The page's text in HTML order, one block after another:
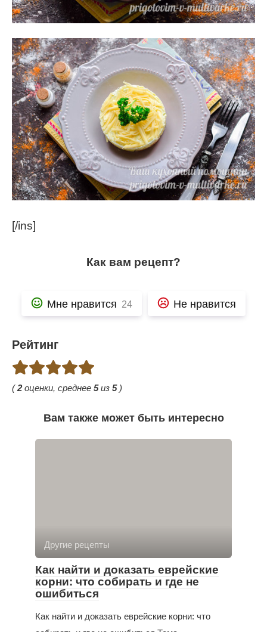
[/ins]
Как вам рецепт?
Мне нравится 24 Не нравится
Рейтинг
(2оценки, среднее 5из 5)
Вам также может быть интересно
Другие рецепты
Как найти и доказать еврейские
корни: что собирать и где не
ошибиться
Как найти и доказать еврейские корни: что